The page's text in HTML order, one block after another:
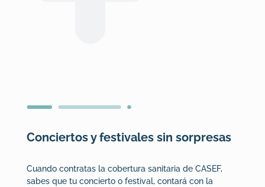
Conciertos y festivales sin sorpresas
Cuando contratas la cobertura sanitaria de CASEF,
sabes que tu concierto o festival, contará con la